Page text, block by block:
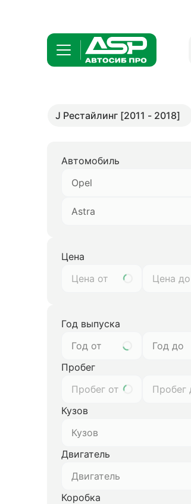
J Рестайлинг [2011 - 2018]
Автомобиль
Opel
Astra
Цена
Год выпуска
Год от
Год до
Пробег
Кузов
Кузов
Двигатель
Двигатель
Коробка